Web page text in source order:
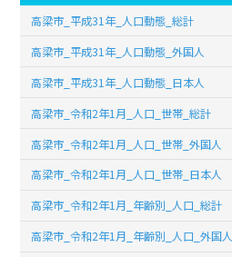
高梁市_平成31年_人口動態_総計
高梁市_平成31年_人口動態_外国人
高梁市_平成31年_人口動態_日本人
高梁市_令和2年1月_人口_世帯_総計
高梁市_令和2年1月_人口_世帯_外国人
高梁市_令和2年1月_人口_世帯_日本人
高梁市_令和2年1月_年齢別_人口_総計
高梁市_令和2年1月_年齢別_人口_外国人